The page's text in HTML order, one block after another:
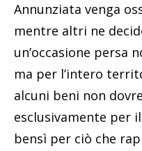
Annunziata venga
mentre altri ne
un’occasione persa
ma per l’intero
alcuni beni non
esclusivamente per
bensì per ciò che